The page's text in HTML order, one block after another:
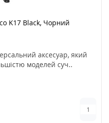
K17 Black, Чорний
аксесуар, який
моделей суч..